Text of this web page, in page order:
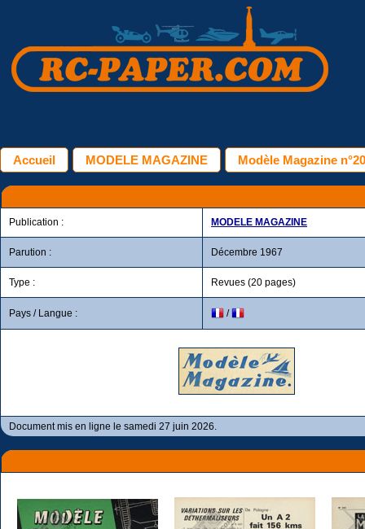
Accueil MODELE MAGAZINE Modèle Magazine
Publication : MODELE MAGAZINE
Parution : Décembre 1967
Type : Revues (20 pages)
Pays / Langue : /
Document mis en ligne le samedi 27 juin 2026.